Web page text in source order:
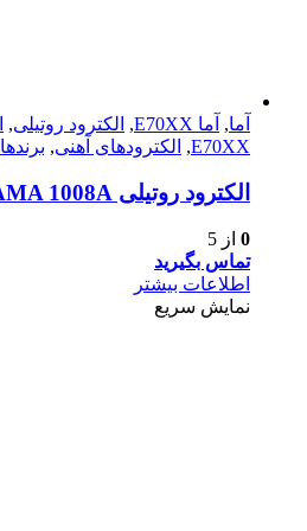
آما, آما E70XX , الکترود روتیلی,
E70XX
, الکترود‌های آهنی, برندها
الکترود روتیلی AMA 1008A
0 از 5
تماس بگیرید
اطلاعات بیشتر
نمایش سریع